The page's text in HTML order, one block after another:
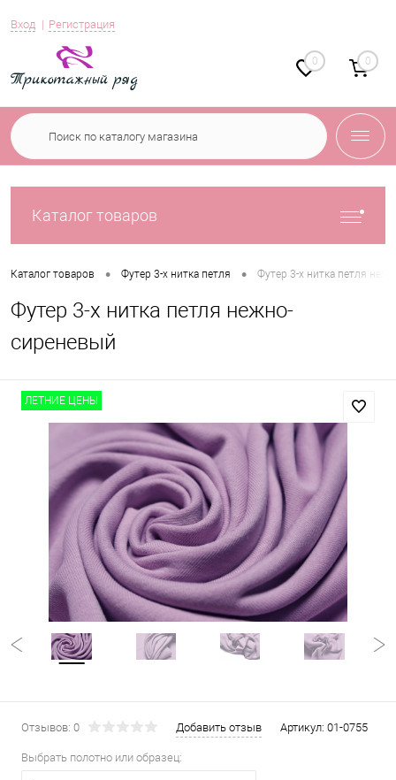
Вход Регистрация
0 0
Каталог товаров
Каталог товаров • Футер 3-х нитка петля • Футер 3-х нитка петля
Футер 3-х нитка петля нежно-
сиреневый
ЛЕТНИЕ ЦЕНЫ
Отзывов: 0 Добавить отзыв Артикул: 01-0755
Выбрать полотно или образец: